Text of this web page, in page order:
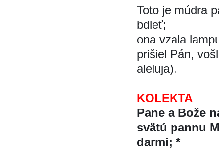
Toto je múdra
bdieť;
ona vzala
prišiel Pán,
aleluja).
KOLEKTA
Pane a Bože
svätú pannu
darmi; *